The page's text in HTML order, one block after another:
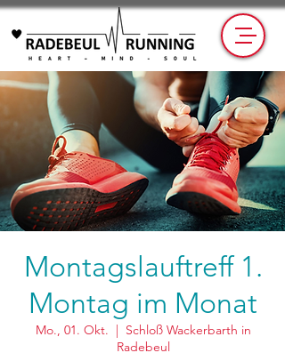
Montagslauftreff 1.
Montag im Monat
Mo., 01. Okt.
  |
Schloß Wackerbarth in
Radebeul